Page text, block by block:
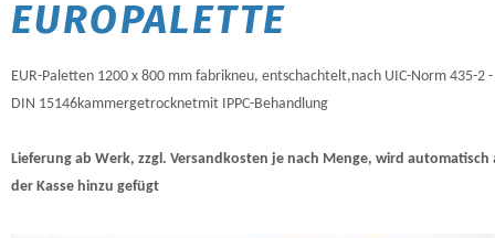
EUROPALETTE
EUR-Paletten 1200 x 800 mm fabrikneu, entschachtelt,nach UIC-Norm 435-2 -
DIN 15146kammergetrocknetmit IPPC-Behandlung
Lieferung ab Werk, zzgl. Versandkosten je nach Menge, wird automatisch
der Kasse hinzu gefügt